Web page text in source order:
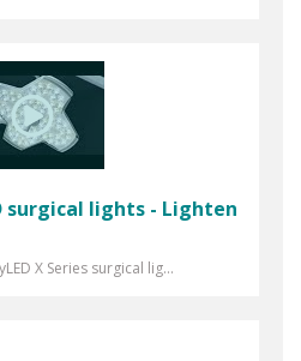
surgical lights - Lighten
X Series surgical lig...